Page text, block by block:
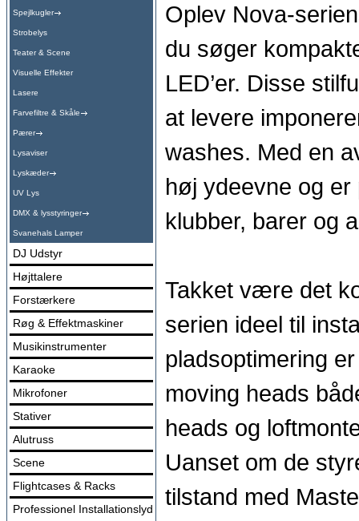
Spejlkugler
Strobelys
Teater & Scene
Visuelle Effekter
Lasere
Farvefiltre & Skåle
Pærer
Lysaviser
Lyskæder
UV Lys
DMX & lysstyringer
Svanehals Lamper
DJ Udstyr
Højttalere
Forstærkere
Røg & Effektmaskiner
Musikinstrumenter
Karaoke
Mikrofoner
Stativer
Alutruss
Scene
Flightcases & Racks
Professionel Installationslyd
Oplev Nova-
du søger
LED’er. Disse
at levere
washes. Med en
høj ydeevne og
klubber, barer og
Takket være det
serien ideel til
pladsoptimering
moving heads
heads og
Uanset om de
tilstand med